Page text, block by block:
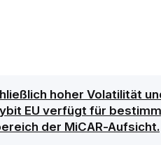
hoher Volatilität
EU verfügt für
der MiCAR-Aufsicht.